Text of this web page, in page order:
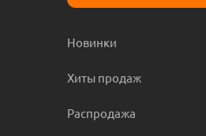
Новинки
Хиты продаж
Распродажа